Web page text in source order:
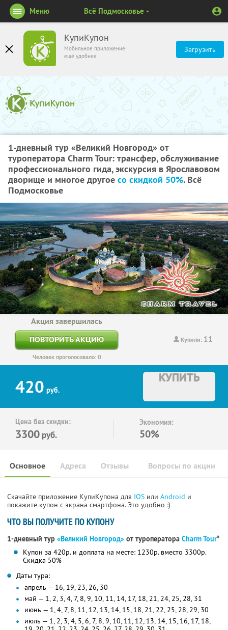
КупиКупон
Мобильное приложение
ещё удобнее
Загрузить
Меню Всё Подмосковье
1-дневный тур «Великий Новгород» от
туроператора Charm Tour: трансфер, обслуживание
профессионального гида, экскурсия в Ярославовом
дворище и многое другое со скидкой 50%. Всё
Подмосковье
Купили: 11
Акция завершилась
ПОВТОРИТЬ АКЦИЮ
Человек проголосовало: 0
420 руб.
КУПИТЬ
Цена без скидки:
3300 руб.
Экономия:
50%
Основное Отзывы Вопросы по акции
Адреса
Скачайте приложение КупиКупона для IOS или Android и
покажите купон с экрана смартфона. Это удобно :)
ЧТО ВЫ ПОЛУЧИТЕ ПО КУПОНУ
1-дневный тур «Великий Новгород» от туроператора Charm Tour*
Купон за 420р. и доплата на месте: 1230р. вместо 3300р.
Скидка 50%
Даты тура:
апрель — 16, 19, 23, 26, 30
май — 1, 2, 3, 4, 7, 8, 9, 10, 11, 14, 17, 18, 21, 24, 25, 28, 31
июнь — 1, 4, 7, 8, 11, 12, 13, 14, 15, 18, 21, 22, 25, 28, 29, 30
июль — 1, 2, 3, 4, 5, 6, 7, 8, 9, 10, 11, 12, 13, 14, 15, 16, 17, 18,